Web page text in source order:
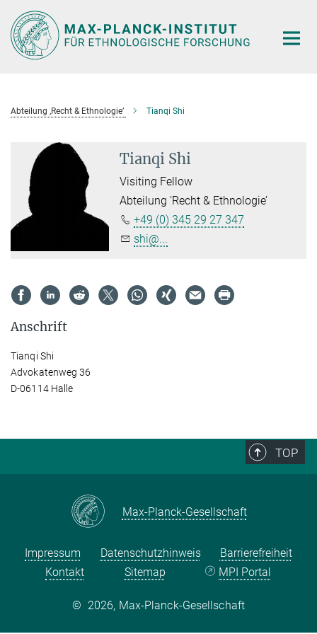
Hauptinhalt
Abteilung ‚Recht & Ethnologie’ Tianqi Shi
Tianqi Shi
Visiting Fellow
Abteilung ‘Recht & Ethnologie’
+49 (0) 345 29 27 347
shi@...
Anschrift
Tianqi Shi
Advokatenweg 36
D-06114 Halle
TOP
Max-Planck-Gesellschaft
Impressum Datenschutzhinweis
Barrierefreiheit
Kontakt
Sitemap MPI Portal
© 2026, Max-Planck-Gesellschaft